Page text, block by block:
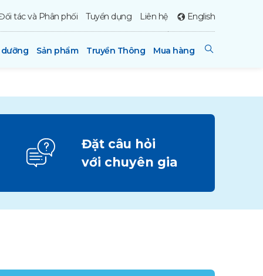
tác và Phân phối Tuyển dụng Liên hệ English
Sản phẩm Truyền Thông Mua hàng
Đặt câu hỏi
với chuyên gia